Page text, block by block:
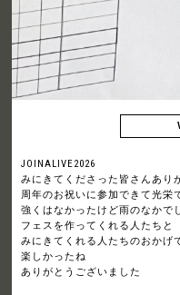
JOINALIVE2026
みにきてくださった皆さんあり
周年のお祝いに参加できて光栄
強くはなかったけど雨のなかで
フェスを作ってくれる人たちと
みにきてくれる人たちのおかげ
楽しかったね
ありがとうございました